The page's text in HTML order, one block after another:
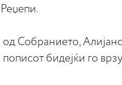
Собранието,
бидејќи го